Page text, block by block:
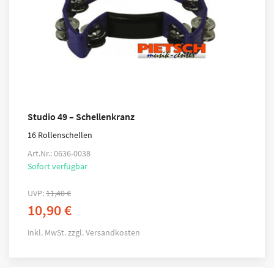
Studio 49 – Schellenkranz
16 Rollenschellen
Art.Nr.: 0636-0038
Sofort verfügbar
UVP:11,40€
10,90€
inkl. MwSt.zzgl.Versandkosten